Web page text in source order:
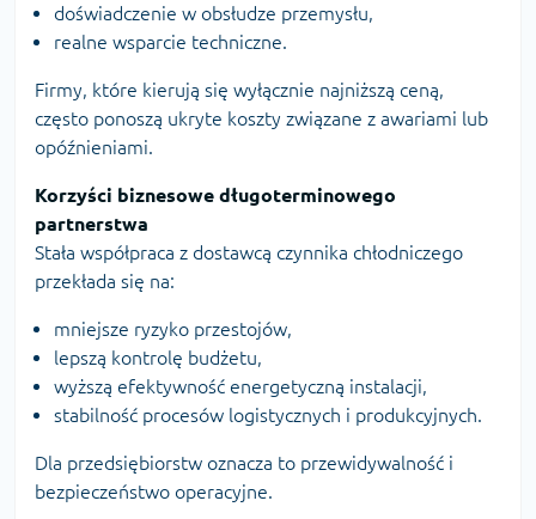
doświadczenie w obsłudze przemysłu,
realne wsparcie techniczne.
Firmy, które kierują się wyłącznie najniższą ceną,
często ponoszą ukryte koszty związane z awariami lub
opóźnieniami.
Korzyści biznesowe długoterminowego
partnerstwa
Stała współpraca z dostawcą czynnika chłodniczego
przekłada się na:
mniejsze ryzyko przestojów,
lepszą kontrolę budżetu,
wyższą efektywność energetyczną instalacji,
stabilność procesów logistycznych i produkcyjnych.
Dla przedsiębiorstw oznacza to przewidywalność i
bezpieczeństwo operacyjne.